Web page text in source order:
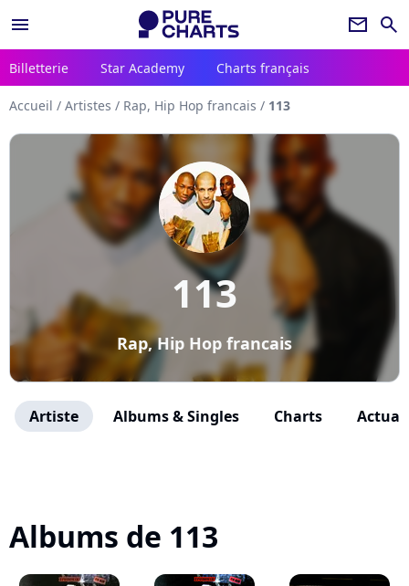
menu newsletter search
Billetterie Star Academy Charts français
Accueil / Artistes / Rap, Hip Hop francais / 113
113
Rap, Hip Hop francais
Artiste Albums & Singles Charts
Albums de 113